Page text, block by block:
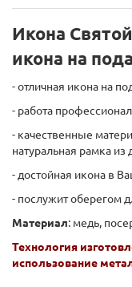
Икона
икона на
- отличная икона на
- работа
- качественные
натуральная рамка из
- достойная икона в
- послужит оберегом
Материал: медь,
Технология
использование